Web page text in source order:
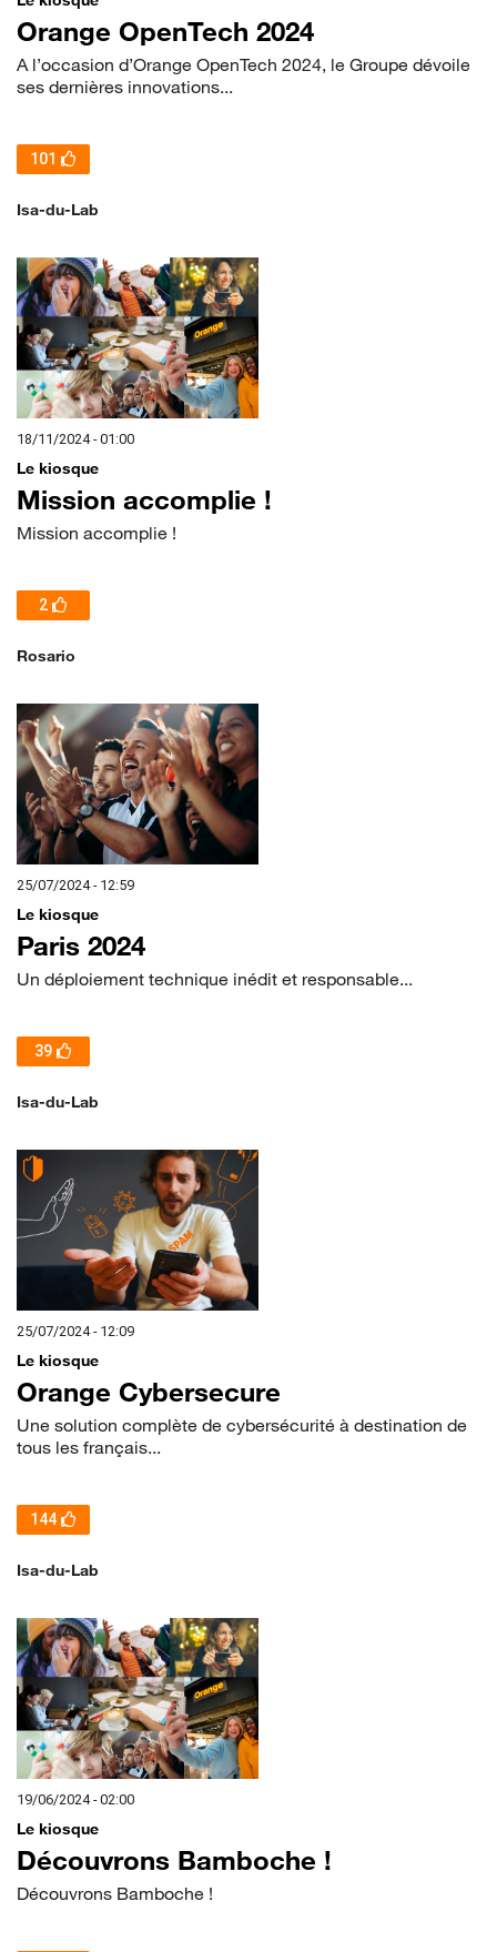
Orange OpenTech 2024
A l’occasion d’Orange OpenTech 2024, le Groupe dévoile
ses dernières innovations...
101
Isa-du-Lab
18/11/2024 - 01:00
Le kiosque
Mission accomplie !
Mission accomplie !
2
Rosario
25/07/2024 - 12:59
Le kiosque
Paris 2024
Un déploiement technique inédit et responsable...
39
Isa-du-Lab
25/07/2024 - 12:09
Le kiosque
Orange Cybersecure
Une solution complète de cybersécurité à destination de
tous les français...
144
Isa-du-Lab
19/06/2024 - 02:00
Le kiosque
Découvrons Bamboche !
Découvrons Bamboche !